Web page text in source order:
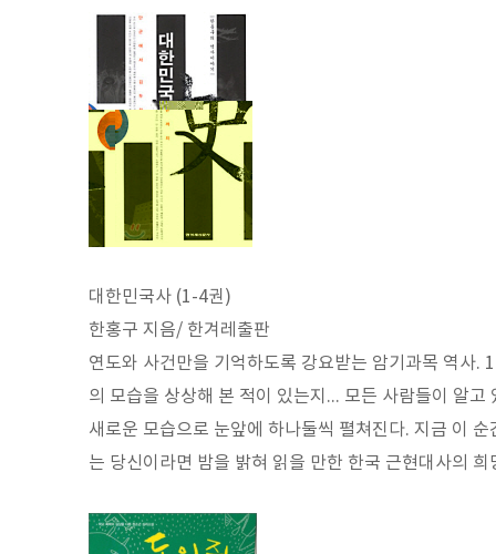
대한민국사 (1-4권)
한홍구 지음/ 한겨레출판
연도와 사건만을 기억하도록 강요받는 암기과목 역사.
의 모습을 상상해 본 적이 있는지... 모든 사람들이 알
새로운 모습으로 눈앞에 하나둘씩 펼쳐진다. 지금 이
는 당신이라면 밤을 밝혀 읽을 만한 한국 근현대사의 희